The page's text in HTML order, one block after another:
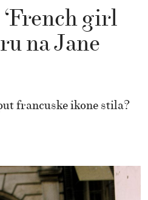
girl
na Jane
francuske ikone stila?